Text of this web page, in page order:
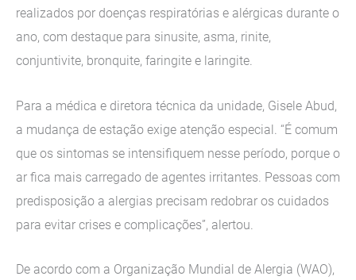
realizados por doenças respiratórias e alérgicas durante o
ano, com destaque para sinusite, asma, rinite,
conjuntivite, bronquite, faringite e laringite.
Para a médica e diretora técnica da unidade, Gisele Abud,
a mudança de estação exige atenção especial. “É comum
que os sintomas se intensifiquem nesse período, porque o
ar fica mais carregado de agentes irritantes. Pessoas com
predisposição a alergias precisam redobrar os cuidados
para evitar crises e complicações”, alertou.
De acordo com a Organização Mundial de Alergia (WAO),